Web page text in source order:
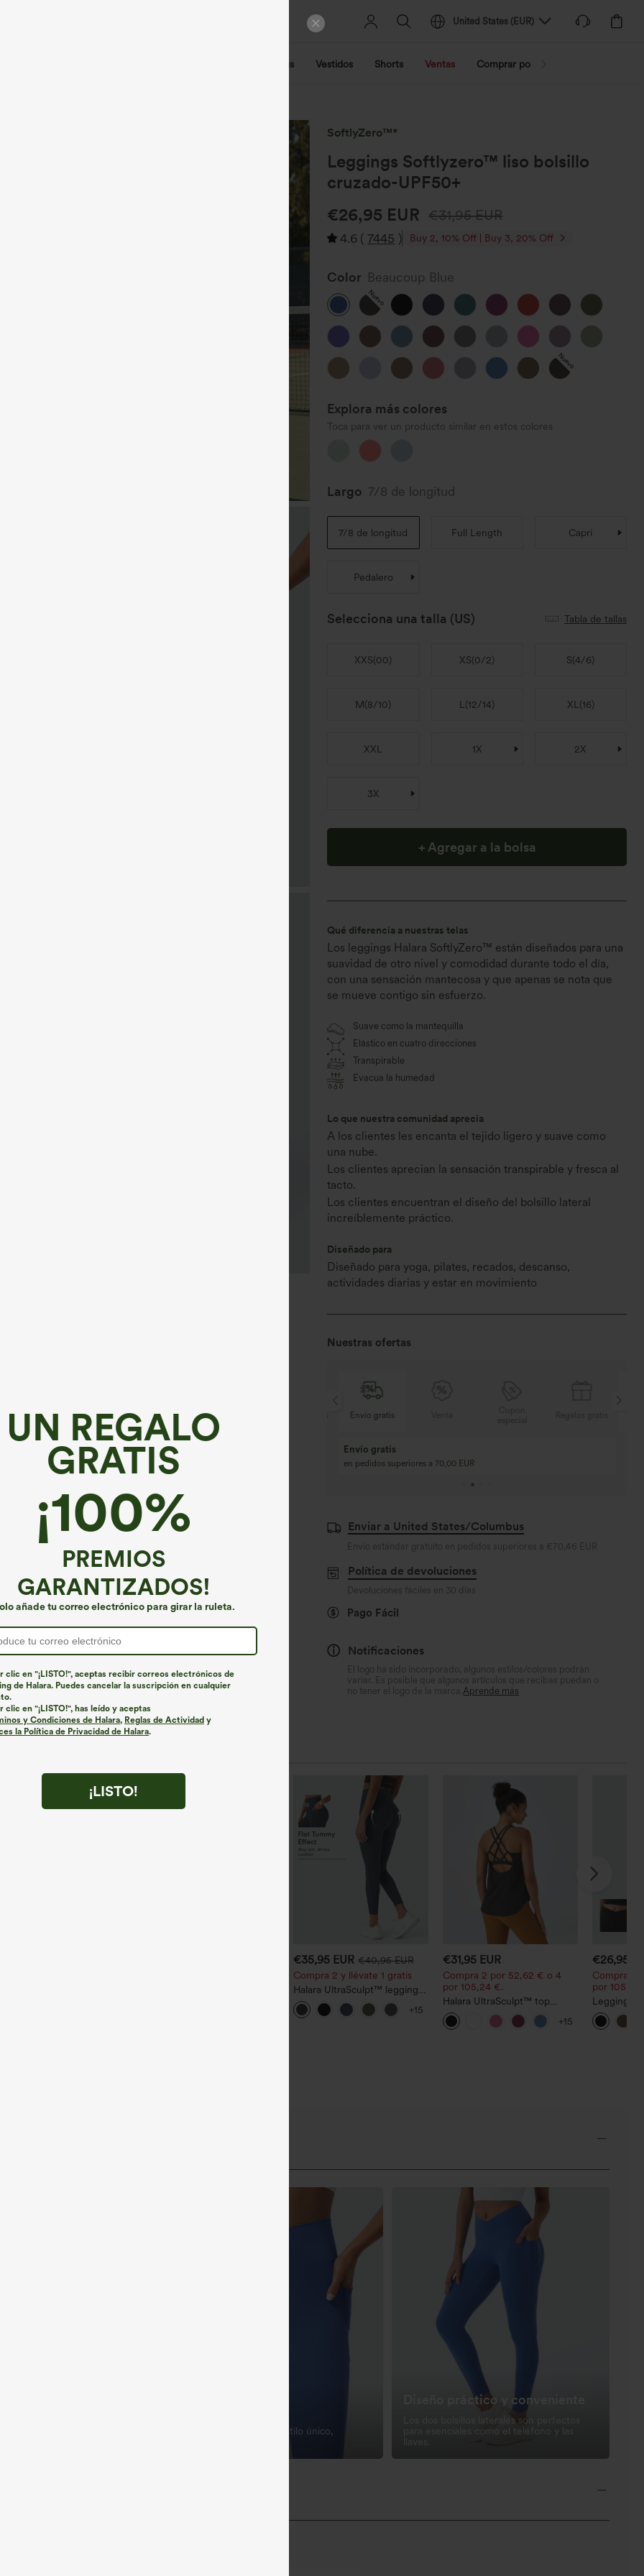
United States ( EUR)
Leggings Vestidos Shorts Ventas Comprar por actividad
UN REGALO
GRATIS
¡100%
PREMIOS
GARANTIZADOS!
añade tu correo electrónico para girar la ruleta.
clic en "¡LISTO!", aceptas recibir correos electrónicos de
de Halara. Puedes cancelar la suscripción en cualquier
clic en "¡LISTO!", has leído y aceptas
y Condiciones de Halara, Reglas de Actividad y
la Política de Privacidad de Halara.
¡LISTO!
SoftlyZero™*
Leggings Softlyzero™ liso bolsillo
cruzado-UPF50+
€26,95 EUR €31,95 EUR
4.6 ( 7445 ) Buy 2, 10% Off | Buy 3, 20% Off
Color Beaucoup Blue
Nuevo
Nuevo
Explora más colores
Toca para ver un producto similar en estos colores
Largo 7/8 de longitud
7/8 de longitud Full Length Capri
Pedalero
Selecciona una talla (US) Tabla de tallas
XXS(00) XS(0/2) S(4/6)
M(8/10) L (12/14) XL (16)
XXL 1X 2X
3X
+ Agregar a la bolsa
Qué diferencia a nuestras telas
Los leggings Halara SoftlyZero™ están diseñados para una
suavidad de otro nivel y comodidad durante todo el día,
con una sensación mantecosa y que apenas se nota que
se mueve contigo sin esfuerzo.
Suave como la mantequilla
Elástico en cuatro direcciones
Transpirable
Evacua la humedad
Lo que nuestra comunidad aprecia
A los clientes les encanta el tejido ligero y suave como
una nube.
Los clientes aprecian la sensación transpirable y fresca al
tacto.
Los clientes encuentran el diseño del bolsillo lateral
increíblemente práctico.
Diseñado para
Diseñado para yoga, pilates, recados, descanso,
actividades diarias y estar en movimiento
Nuestras ofertas
gratis Envío gratis Venta
especial
Envío gratis
Envío gratis
en pedidos superiores a 70,00 EUR
Enviar a United States/Columbus
Envío estándar gratuito en pedidos superiores a €70,46 EUR
Política de devoluciones
Devoluciones fáciles en 30 días
Pago Fácil
Notificaciones
El logo ha sido incorporado, algunos estilos/colores podrán
variar. Es posible que algunos artículos que recibas puedan o
no tener el logo de la marca. Aprende más
€35,95 EUR €40,95 EUR
Compra 2 y llévate 1 gratis
Halara UltraSculpt™ leggings
de entrenamiento
moldeadores de talle alto con
+15
€31,95 EUR
Compra 2 por 52,62 € o 4
por 105,24 €.
Halara UltraSculpt™ top
deportivo sin mangas con
escote redondo y bajo curvo
+15
€26,95
Compra 2
por 105,24
Leggings
tiro alto
La cintura cruzada, de estilo único,
Diseño práctico y conveniente
Los dos bolsillos laterales son perfectos
para esenciales como el teléfono y las
llaves.